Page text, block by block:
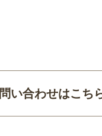
い合わせはこち